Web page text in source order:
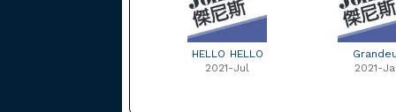
HELLO HELLO
2021-Jul
2021-